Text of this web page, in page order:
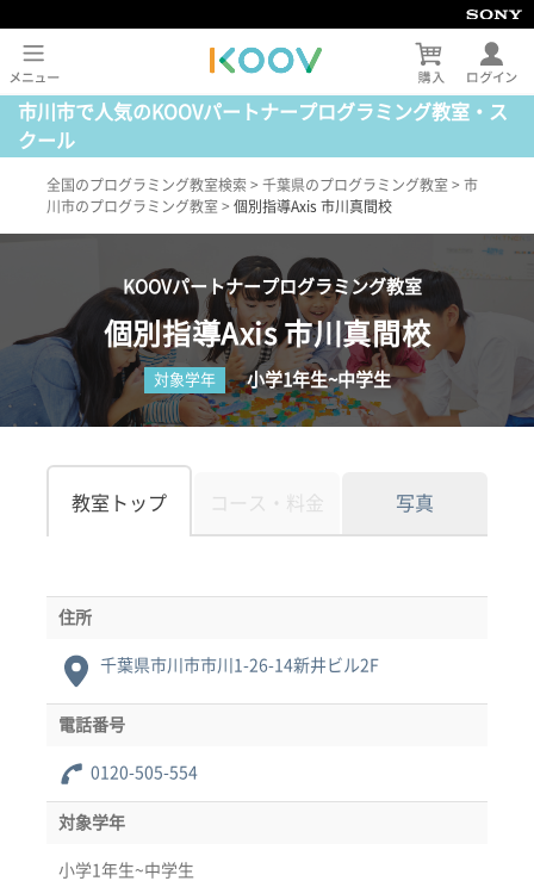
市川市で人気のKOOVパートナープログラミング教室・ス
クール
全国のプログラミング教室検索 > 千葉県のプログラミング教室 > 市
川市のプログラミング教室 > 個別指導Axis 市川真間校
KOOVパートナープログラミング教室
個別指導Axis 市川真間校
対象学年 小学1年生~中学生
教室トップ コース・料金 写真
住所
千葉県市川市市川1-26-14新井ビル2F
電話番号
0120-505-554
対象学年
小学1年生~中学生